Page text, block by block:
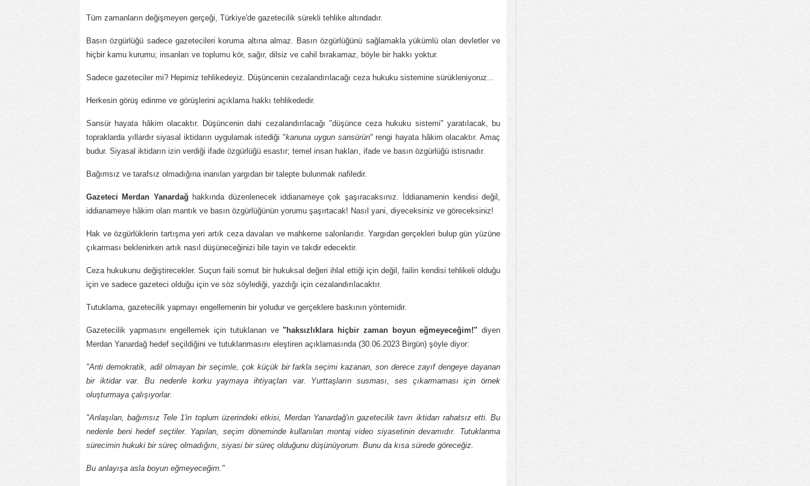
Tüm zamanların değişmeyen gerçeği, Türkiye'de gazetecilik sürekli tehlike altındadır.
Basın özgürlüğü sadece gazetecileri koruma altına almaz. Basın özgürlüğünü sağlamakla yükümlü olan devletler ve
hiçbir kamu kurumu; insanları ve toplumu kör, sağır, dilsiz ve cahil bırakamaz, böyle bir hakkı yoktur.
Sadece gazeteciler mi? Hepimiz tehlikedeyiz. Düşüncenin cezalandırılacağı ceza hukuku sistemine sürükleniyoruz...
Herkesin görüş edinme ve görüşlerini açıklama hakkı tehlikededir.
Sansür hayata hâkim olacaktır. Düşüncenin dahi cezalandırılacağı "düşünce ceza hukuku sistemi" yaratılacak, bu
topraklarda yıllardır siyasal iktidarın uygulamak istediği "kanuna uygun sansürün" rengi hayata hâkim olacaktır. Amaç
budur. Siyasal iktidarın izin verdiği ifade özgürlüğü esastır; temel insan hakları, ifade ve basın özgürlüğü istisnadır.
Bağımsız ve tarafsız olmadığına inanılan yargıdan bir talepte bulunmak nafiledir.
Gazeteci Merdan Yanardağ hakkında düzenlenecek iddianameye çok şaşıracaksınız. İddianamenin kendisi değil,
iddianameye hâkim olan mantık ve basın özgürlüğünün yorumu şaşırtacak! Nasıl yani, diyeceksiniz ve göreceksiniz!
Hak ve özgürlüklerin tartışma yeri artık ceza davaları ve mahkeme salonlarıdır. Yargıdan gerçekleri bulup gün yüzüne
çıkarması beklenirken artık nasıl düşüneceğinizi bile tayin ve takdir edecektir.
Ceza hukukunu değiştirecekler. Suçun faili somut bir hukuksal değeri ihlal ettiği için değil, failin kendisi tehlikeli olduğu
için ve sadece gazeteci olduğu için ve söz söylediği, yazdığı için cezalandırılacaktır.
Tutuklama, gazetecilik yapmayı engellemenin bir yoludur ve gerçeklere baskının yöntemidir.
Gazetecilik yapmasını engellemek için tutuklanan ve"haksızlıklara hiçbir zaman boyun eğmeyeceğim!" diyen
Merdan Yanardağ hedef seçildiğini ve tutuklanmasını eleştiren açıklamasında (30.06.2023 Birgün) şöyle diyor:
"Anti demokratik, adil olmayan bir seçimle, çok küçük bir farkla seçimi kazanan, son derece zayıf dengeye dayanan
bir iktidar var. Bu nedenle korku yaymaya ihtiyaçları var. Yurttaşların susması, ses çıkarmaması için örnek
oluşturmaya çalışıyorlar.
"Anlaşılan, bağımsız Tele 1'in toplum üzerindeki etkisi, Merdan Yanardağ'ın gazetecilik tavrı iktidarı rahatsız etti. Bu
nedenle beni hedef seçtiler. Yapılan, seçim döneminde kullanılan montaj video siyasetinin devamıdır. Tutuklanma
sürecimin hukuki bir süreç olmadığını, siyasi bir süreç olduğunu düşünüyorum. Bunu da kısa sürede göreceğiz.
Bu anlayışa asla boyun eğmeyeceğim."